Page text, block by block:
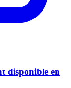
disponible en